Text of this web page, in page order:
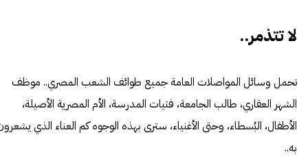
لا تتذمر..
تحمل وسائل المواصلات العامة جميع طوائف الشعب المصري.. موظف
الشهر العقاري، طالب الجامعة، فتيات المدرسة، الأم المصرية الأصيلة،
الأطفال، البُسطاء، وحتى الأغنياء، سترى بهذه الوجوه كم العناء الذي
به..